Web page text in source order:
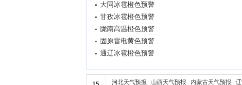
大同冰雹橙色预警
甘孜冰雹橙色预警
陇南高温橙色预警
固原雷电黄色预警
通辽冰雹橙色预警
河北天气预报 山西天气预报 内蒙古天气预报